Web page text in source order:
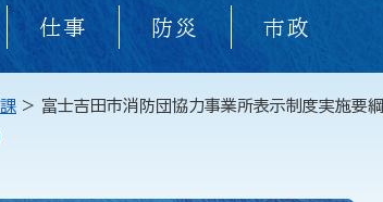
仕事 防災 市政
> 富士吉田市消防団協力事業所表示制度実施要綱